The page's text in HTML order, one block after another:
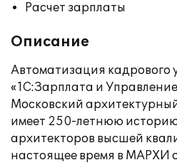
Расчет зарплаты
Описание
Автоматизация кадрового
«1С:Зарплата и
Московский
имеет 250-летнюю
архитекторов высшей
настоящее время в МАРХИ